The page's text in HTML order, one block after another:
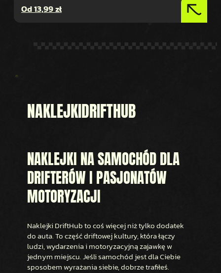
Od13,99zł
NAKLEJKIDRIFTHUB
NAKLEJKI NA SAMOCHÓD DLA
DRIFTERÓW I PASJONATÓW
MOTORYZACJI
Naklejki DriftHub to coś więcej niż tylko dodatek
do auta. To część driftowej kultury, która łączy
ludzi, wydarzenia i motoryzacyjną zajawkę w
jednym miejscu. Jeśli samochód jest dla Ciebie
sposobem wyrażania siebie, dobrze trafiłeś.